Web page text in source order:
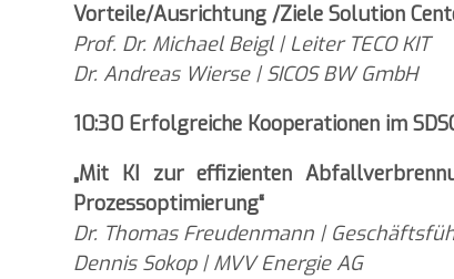
Vorteile/Ausrichtung /Ziele Solution
Prof. Dr. Michael Beigl | Leiter TECO KIT
Dr. Andreas Wierse | SICOS BW GmbH
10:30 Erfolgreiche Kooperationen im
„Mit KI zur effizienten
Prozessoptimierung“
Dr. Thomas Freudenmann |
Dennis Sokop | MVV Energie AG